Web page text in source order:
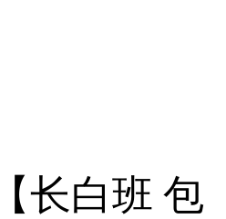
长白班 包